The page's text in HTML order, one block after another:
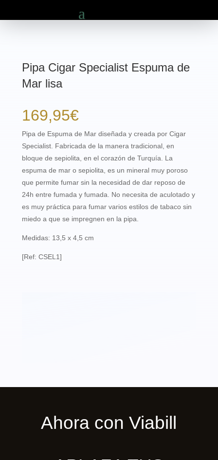
Pipa Cigar Specialist Espuma de
Mar lisa
169,95€
Pipa de Espuma de Mar diseñada y creada por Cigar
Specialist. Fabricada de la manera tradicional, en
bloque de sepiolita, en el corazón de Turquía. La
espuma de mar o sepiolita, es un mineral muy poroso
que permite fumar sin la necesidad de dar reposo de
24h entre fumada y fumada. No necesita de aculotado y
es muy práctica para fumar varios estilos de tabaco sin
miedo a que se impregnen en la pipa.
Medidas: 13,5 x 4,5 cm
[Ref: CSEL1]
Ahora con Viabill